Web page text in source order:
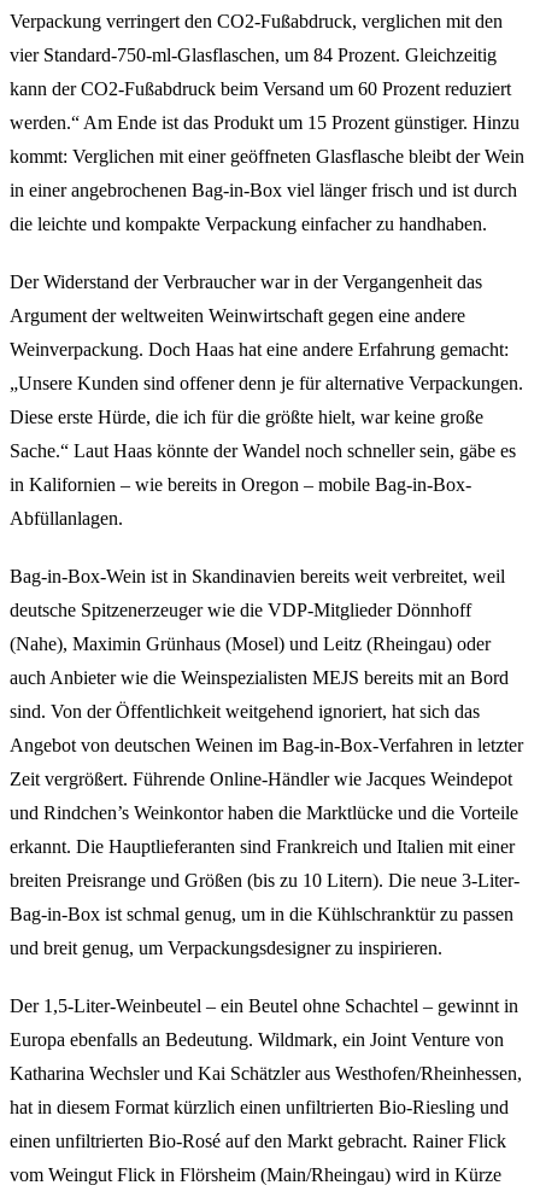
Verpackung verringert den CO2-Fußabdruck, verglichen mit den
vier Standard-750-ml-Glasflaschen, um 84 Prozent. Gleichzeitig
kann der CO2-Fußabdruck beim Versand um 60 Prozent reduziert
werden.“ Am Ende ist das Produkt um 15 Prozent günstiger. Hinzu
kommt: Verglichen mit einer geöffneten Glasflasche bleibt der Wein
in einer angebrochenen Bag-in-Box viel länger frisch und ist durch
die leichte und kompakte Verpackung einfacher zu handhaben.
Der Widerstand der Verbraucher war in der Vergangenheit das
Argument der weltweiten Weinwirtschaft gegen eine andere
Weinverpackung. Doch Haas hat eine andere Erfahrung gemacht:
„Unsere Kunden sind offener denn je für alternative Verpackungen.
Diese erste Hürde, die ich für die größte hielt, war keine große
Sache.“ Laut Haas könnte der Wandel noch schneller sein, gäbe es
in Kalifornien – wie bereits in Oregon – mobile Bag-in-Box-
Abfüllanlagen.
Bag-in-Box-Wein ist in Skandinavien bereits weit verbreitet, weil
deutsche Spitzenerzeuger wie die VDP-Mitglieder Dönnhoff
(Nahe), Maximin Grünhaus (Mosel) und Leitz (Rheingau) oder
auch Anbieter wie die Weinspezialisten MEJS bereits mit an Bord
sind. Von der Öffentlichkeit weitgehend ignoriert, hat sich das
Angebot von deutschen Weinen im Bag-in-Box-Verfahren in letzter
Zeit vergrößert. Führende Online-Händler wie Jacques Weindepot
und Rindchen’s Weinkontor haben die Marktlücke und die Vorteile
erkannt. Die Hauptlieferanten sind Frankreich und Italien mit einer
breiten Preisrange und Größen (bis zu 10 Litern). Die neue 3-Liter-
Bag-in-Box ist schmal genug, um in die Kühlschranktür zu passen
und breit genug, um Verpackungsdesigner zu inspirieren.
Der 1,5-Liter-Weinbeutel – ein Beutel ohne Schachtel – gewinnt in
Europa ebenfalls an Bedeutung. Wildmark, ein Joint Venture von
Katharina Wechsler und Kai Schätzler aus Westhofen/Rheinhessen,
hat in diesem Format kürzlich einen unfiltrierten Bio-Riesling und
einen unfiltrierten Bio-Rosé auf den Markt gebracht. Rainer Flick
vom Weingut Flick in Flörsheim (Main/Rheingau) wird in Kürze